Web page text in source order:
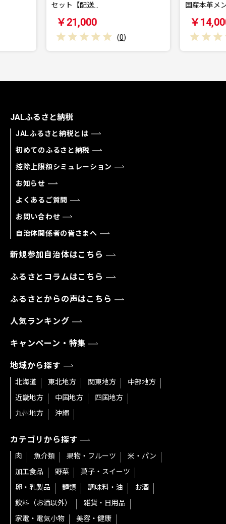
国産本革メンズベ…
￥14,000
葛
JALふるさと納税
JALふるさと納税とは
初めてのふるさと納税
控除上限額シミュレーション
お知らせ
よくあるご質問
お問い合わせ
自治体関係者の皆さまへ
新規参加自治体はこちら
ふるさとコラムはこちら
ふるさとからの声はこちら
人気ランキング
キャンペーン・特集
地域から探す
北海道 東北地方 関東地方
中部地方
近畿地方
中国地方
四国地方
九州地方
沖縄
カテゴリから探す
肉 魚介類 果物・フルーツ
米・パン
加工食品
野菜
菓子・スイーツ
卵・乳製品
麺類 調味料・油
お酒
飲料（お酒以外）
雑貨・日用品
家電・電気小物
美容・健康